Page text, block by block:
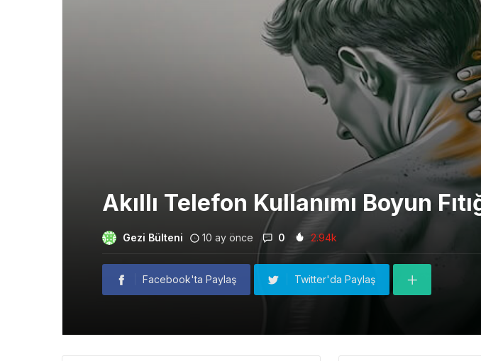
Akıllı Telefon Kullanımı Boyun
Gezi Bülteni 10 ay önce 0 2.94k
Facebook'ta Paylaş Twitter'da Paylaş